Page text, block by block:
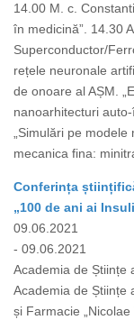
14.00 M. c.
în medicină”. 14.30
Superconductor/
rețele neuronale
de onoare al AȘM.
nanoarhitecturi
„Simulări pe
mecanica fina:
Conferința
„100 de ani ai
09.06.2021
- 09.06.2021
Academia de Științe
Academia de Științe
și Farmacie